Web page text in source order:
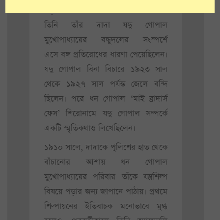
তিনি তাঁর দাদা যদু গোপাল
মুখোপাধ্যায়ের বন্ধুদলের সংস্পর্শে
এসে বঙ্গ প্রতিরোধের ধারণা পেয়েছিলেন।
যদু গোপাল বিনা বিচারে ১৯২৩ সাল
থেকে ১৯২৭ সাল পর্যন্ত জেলে বন্দি
ছিলেন। পরে ধন গোপাল ‘মাই ব্রাদার্স
ফেস’ শিরোনামে যদু গোপাল সম্পর্কে
একটি স্মৃতিকথাও লিখেছিলেন।
১৯১০ সালে, দাদাকে পুলিশের হাত থেকে
বাঁচানোর আশায় ধন গোপাল
মুখোপাধ্যায়ের পরিবার তাঁকে যন্ত্রশিল্প
বিষয়ে পড়ার জন্য জাপানে পাঠায়। প্রথমে
শিল্পায়নের ইতিবাচক মনোভাবে মুগ্ধ